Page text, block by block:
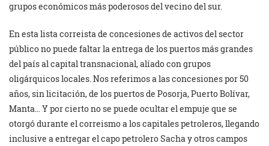
grupos económicos más poderosos del vecino del sur.
En esta lista correista de concesiones de activos del sector
público no puede faltar la entrega de los puertos más grandes
del país al capital transnacional, alíado con grupos
oligárquicos locales. Nos referimos a las concesiones por 50
años, sin licitación, de los puertos de Posorja, Puerto Bolívar,
Manta… Y por cierto no se puede ocultar el empuje que se
otorgó durante el correismo a los capitales petroleros, llegando
inclusive a entregar el capo petrolero Sacha y otros campos